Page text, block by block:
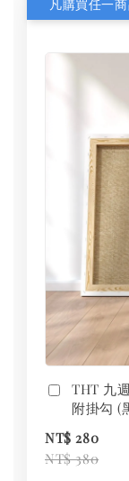
THT 九
附掛勾 (
NT$ 280
NT$ 380